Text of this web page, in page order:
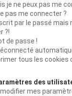
je ne peux pas me
pas me connecter ?
par le passé mais
?!
de passe !
tous les cookies
des
mes